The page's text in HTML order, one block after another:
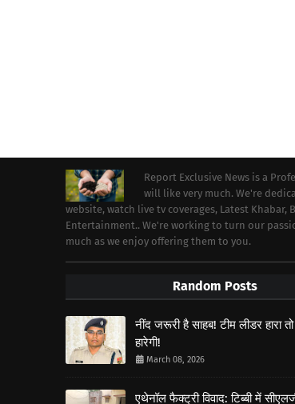
Report Exclusive News is a
will like very much. We're
website, watch live tv coverages, Latest
Entertainment.. We're working to turn our
much as we enjoy offering them to you.
Random Posts
नींद जरूरी है साहब! टीम लीडर हारा
हारेगी!
March 08, 2026
एथेनॉल फैक्ट्री विवाद: टिब्बी में